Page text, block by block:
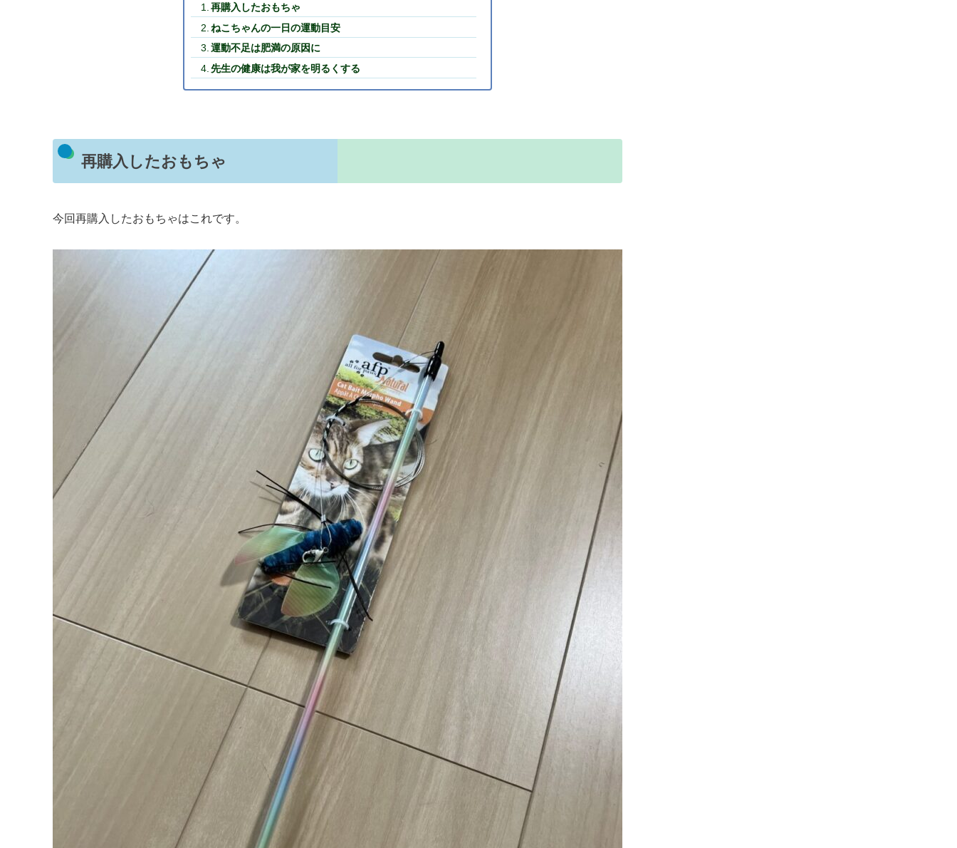
再購入したおもちゃ
ねこちゃんの一日の運動目安
運動不足は肥満の原因に
先生の健康は我が家を明るくする
再購入したおもちゃ
今回再購入したおもちゃはこれです。